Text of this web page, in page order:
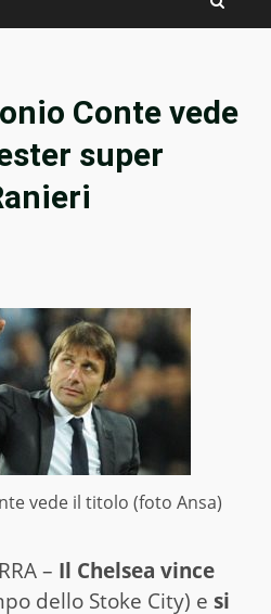
Conte vede
super
vede il titolo (foto Ansa)
– Il Chelsea vince
dello Stoke City) e si